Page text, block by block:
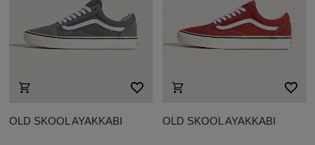
OLD SKOOL AYAKKABI OLD SKOOL AYAKKABI